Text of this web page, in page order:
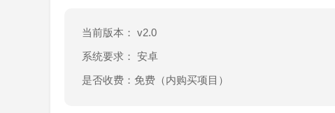
当前版本： v2.0
系统要求： 安卓
是否收费：免费（内购买项目）